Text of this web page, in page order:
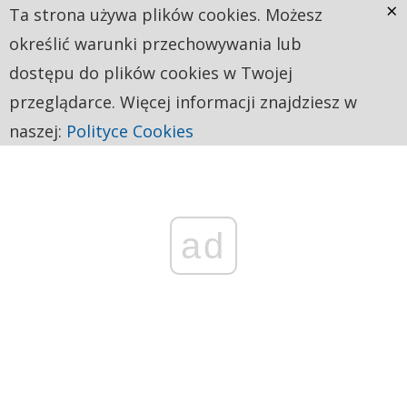
ad
Ta strona używa plików cookies. Możesz
określić warunki przechowywania lub
dostępu do plików cookies w Twojej
przeglądarce. Więcej informacji znajdziesz w
naszej: Polityce Cookies
×